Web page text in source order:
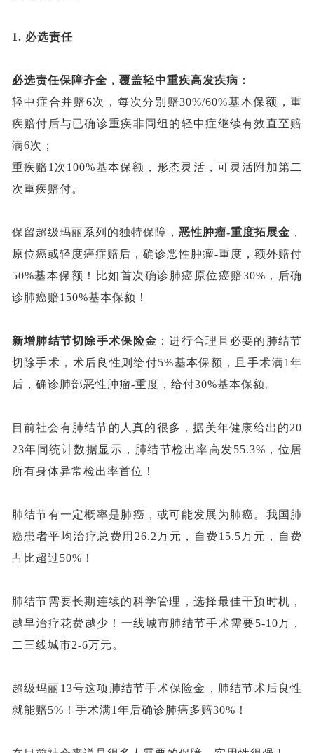
1. 必选责任
必选责任保障齐全，覆盖轻中重疾高发疾病：
轻中症合并赔6次，每次分别赔30%/60%基本保额，重
疾赔付后与已确诊重疾非同组的轻中症继续有效直至赔
满6次；
重疾赔1次100%基本保额，形态灵活，可灵活附加第二
次重疾赔付。
保留超级玛丽系列的独特保障，恶性肿瘤-重度拓展金 ，
原位癌或轻度癌症赔后，确诊恶性肿瘤-重度，额外赔付
50%基本保额！比如首次确诊肺癌原位癌赔30%，后确
诊肺癌赔150%基本保额！
新增肺结节切除手术保险金 ：进行合理且必要的肺结节
切除手术，术后良性则给付5%基本保额，且手术满1年
后，确诊肺部恶性肿瘤-重度，给付30%基本保额。
目前社会有肺结节的人真的很多，据美年健康给出的20
23年同统计数据显示，肺结节检出率高发55.3%，位居
所有身体异常检出率首位！
肺结节有一定概率是肺癌，或可能发展为肺癌。我国肺
癌患者平均治疗总费用 26.2万元，自费15.5万元，自费
占比超过50%！
肺结节需要长期连续的科学管理，选择最佳干预时机，
越早治疗花费越少！一线城市肺结节手术需要5-10万，
二三线城市2-6万元。
超级玛丽13号这项肺结节手术保险金，肺结节术后良性
就能赔5%！手术满1年后确诊肺癌多赔30%！